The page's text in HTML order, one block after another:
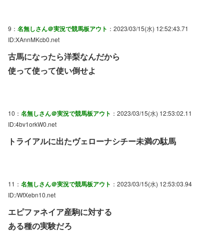
9： 名無しさん＠実況で競馬板アウト ：2023/03/15(水) 12:52:43.71
ID:XAnnMKcb0.net
古馬になったら洋梨なんだから
使って使って使い倒せよ
10： 名無しさん＠実況で競馬板アウト ：2023/03/15(水) 12:53:02.11
ID:4bv1orkW0.net
トライアルに出たヴェローナシチー未満の駄馬
11： 名無しさん＠実況で競馬板アウト ：2023/03/15(水) 12:53:03.94
ID:/WfXebn10.net
エピファネイア産駒に対する
ある種の実験だろ